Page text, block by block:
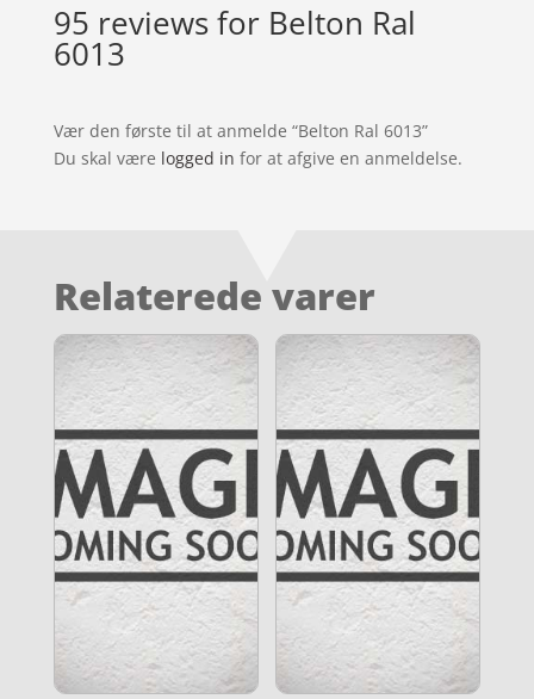
95 reviews for Belton Ral
6013
Vær den første til at anmelde “Belton Ral 6013”
Du skal være logged in for at afgive en anmeldelse.
Relaterede varer